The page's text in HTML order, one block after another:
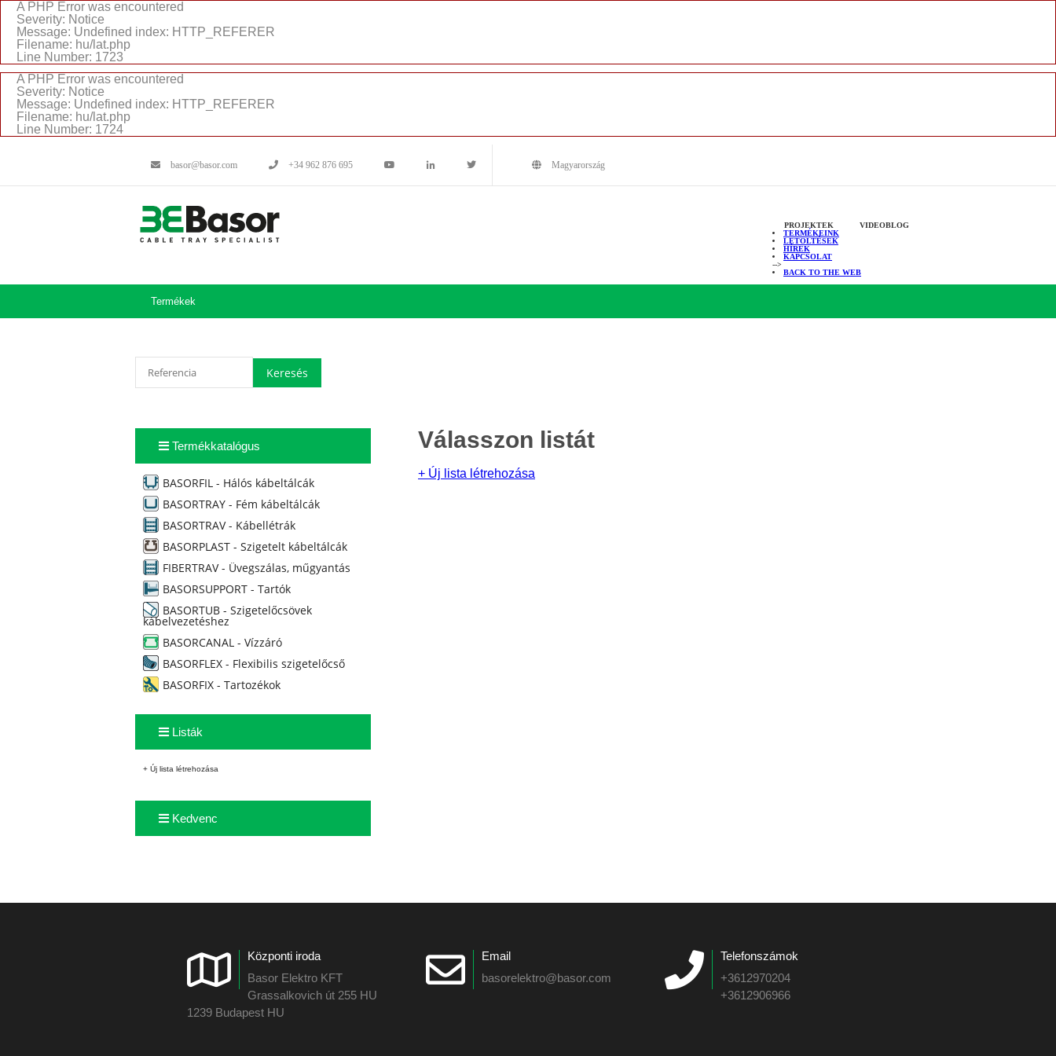
A PHP Error was encountered
Severity: Notice
Message: Undefined index: HTTP_REFERER
Filename: hu/lat.php
Line Number: 1723
A PHP Error was encountered
Severity: Notice
Message: Undefined index: HTTP_REFERER
Filename: hu/lat.php
Line Number: 1724
basor@basor.com +34 962 876 695 Magyarország
PROJEKTEK
VIDEOBLOG
TERMÉKEINK
LETÖLTÉSEK
HÍREK
KAPCSOLAT
-->
BACK TO THE WEB
Termékek
Termékkatalógus
BASORFIL - Hálós kábeltálcák
BASORTRAY - Fém kábeltálcák
BASORTRAV - Kábellétrák
BASORPLAST - Szigetelt kábeltálcák
FIBERTRAV - Üvegszálas, műgyantás
BASORSUPPORT - Tartók
BASORTUB - Szigetelőcsövek
kábelvezetéshez
BASORCANAL - Vízzáró
BASORFLEX - Flexibilis szigetelőcső
BASORFIX - Tartozékok
Listák
+ Új lista létrehozása
Kedvenc
Válasszon listát
+ Új lista létrehozása
Központi iroda
Basor Elektro KFT
Grassalkovich út 255 HU
1239 Budapest HU
Email
basorelektro@basor.com
Telefonszámok
+3612970204
+3612906966